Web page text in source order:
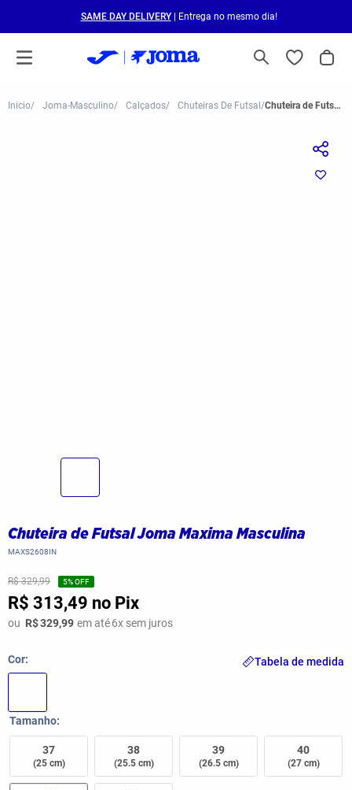
SAME DAY DELIVERY| Entrega no mesmo dia!
Joma-Masculino Calçados Chuteiras De Futsal Chuteira de Futsal Joma Maxima Masculina
Chuteira de Futsal Joma Maxima Masculina
MAXS2608IN
R$ 329,99 5% OFF
R$ 313,49 no Pix
ou R$329,99 em até6x sem juros
Cor
Tamanho
37
(25 cm)
38
(25.5 cm)
39
(26.5 cm)
40
(27 cm)
Tabela de medida